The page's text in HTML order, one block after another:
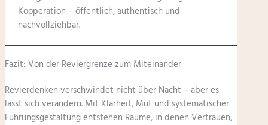
Kooperation – öffentlich, authentisch und
nachvollziehbar.
Fazit: Von der Reviergrenze zum Miteinander
Revierdenken verschwindet nicht über Nacht – aber es
lässt sich verändern. Mit Klarheit, Mut und systematischer
Führungsgestaltung entstehen Räume, in denen Vertrauen,